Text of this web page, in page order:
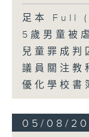
足本 Full
5歲男童被
兒童罪成判
議員關注教
優化學校書
05/08/